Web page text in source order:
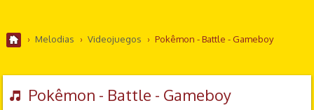
› Melodias › Videojuegos › Pokêmon - Battle - Gameboy
Pokêmon - Battle - Gameboy